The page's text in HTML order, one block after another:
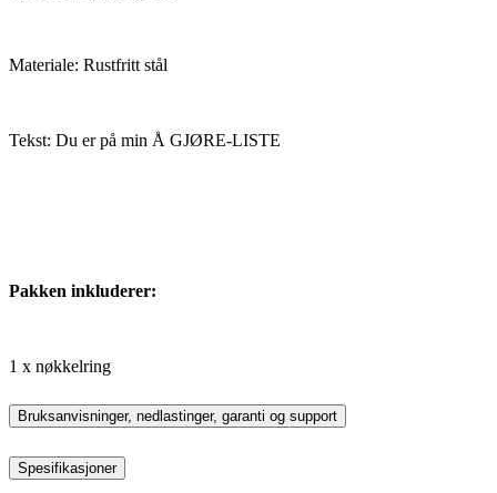
Materiale: Rustfritt stål
Tekst: Du er på min Å GJØRE-LISTE
Pakken inkluderer:
1 x nøkkelring
Bruksanvisninger, nedlastinger, garanti og support
Spesifikasjoner